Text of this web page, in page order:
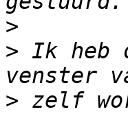
>
> Ik heb
> zelf